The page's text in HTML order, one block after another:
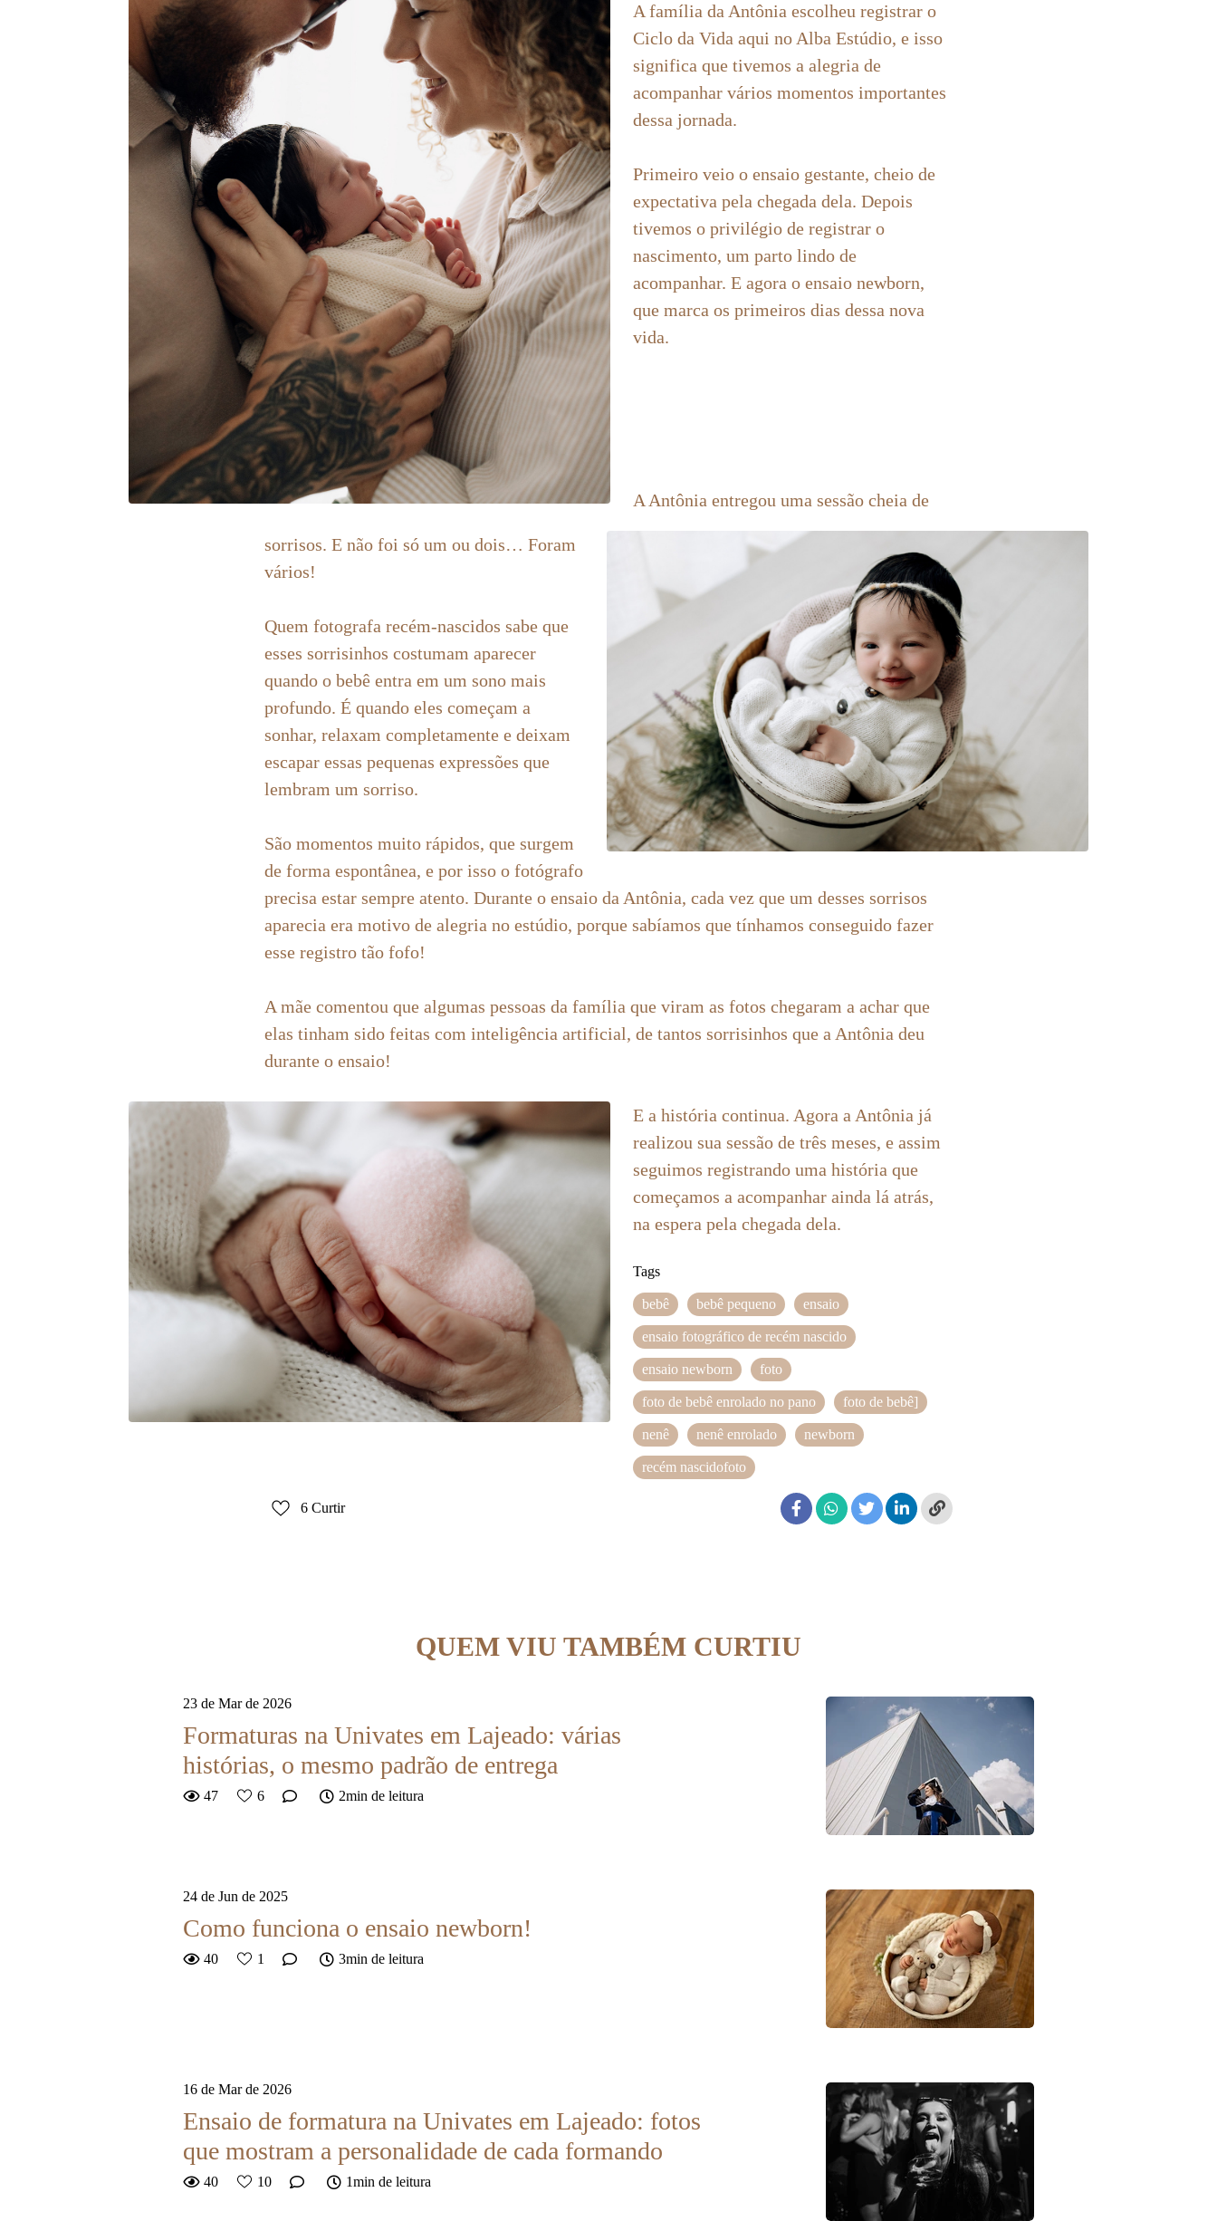
A família da Antônia escolheu registrar o
Ciclo da Vida aqui no Alba Estúdio, e isso
significa que tivemos a alegria de
acompanhar vários momentos importantes
dessa jornada.
Primeiro veio o ensaio gestante, cheio de
expectativa pela chegada dela. Depois
tivemos o privilégio de registrar o
nascimento, um parto lindo de
acompanhar. E agora o ensaio newborn,
que marca os primeiros dias dessa nova
vida.
A Antônia entregou uma sessão cheia de
sorrisos. E não foi só um ou dois… Foram
vários!
Quem fotografa recém-nascidos sabe que
esses sorrisinhos costumam aparecer
quando o bebê entra em um sono mais
profundo. É quando eles começam a
sonhar, relaxam completamente e deixam
escapar essas pequenas expressões que
lembram um sorriso.
São momentos muito rápidos, que surgem
de forma espontânea, e por isso o fotógrafo
precisa estar sempre atento. Durante o ensaio da Antônia, cada vez que um desses sorrisos
aparecia era motivo de alegria no estúdio, porque sabíamos que tínhamos conseguido fazer
esse registro tão fofo!
A mãe comentou que algumas pessoas da família que viram as fotos chegaram a achar que
elas tinham sido feitas com inteligência artificial, de tantos sorrisinhos que a Antônia deu
durante o ensaio!
E a história continua. Agora a Antônia já
realizou sua sessão de três meses, e assim
seguimos registrando uma história que
começamos a acompanhar ainda lá atrás,
na espera pela chegada dela.
Tags
bebê bebê pequeno ensaio
ensaio fotográfico de recém nascido
ensaio newborn foto
foto de bebê enrolado no pano foto de bebê]
nenê nenê enrolado newborn
recém nascidofoto
6 Curtir
QUEM VIU TAMBÉM CURTIU
23 de Mar de 2026
Formaturas na Univates em Lajeado: várias
histórias, o mesmo padrão de entrega
47 6 2min de leitura
24 de Jun de 2025
Como funciona o ensaio newborn!
40 1 3min de leitura
16 de Mar de 2026
Ensaio de formatura na Univates em Lajeado: fotos
que mostram a personalidade de cada formando
40 10 1min de leitura